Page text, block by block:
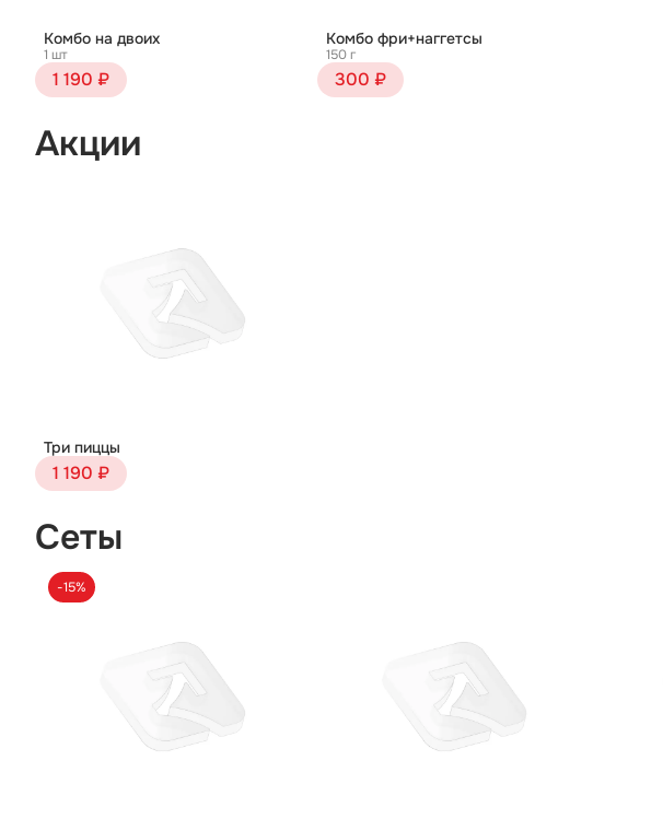
Комбо на двоих
1 шт
1 190 ₽
Комбо фри+наггетсы
150 г
300 ₽
Акции
Три пиццы
1 190 ₽
Сеты
-15%